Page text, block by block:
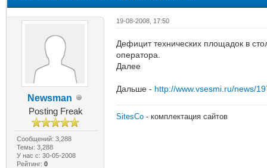
Newsman
Posting Freak
Сообщений: 3,288
Темы: 3,288
У нас с: 30-05-2008
Рейтинг: 0
19-08-2008, 17:50
Дефицит технических площадок в
оператора.
Далее
Дальше - http://www.vsesmi.ru/news/
SitesCo- комплектация сайтов